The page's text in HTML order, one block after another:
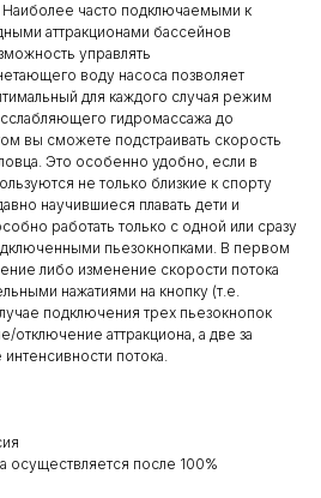
Наиболее часто подключаемыми к
аттракционами бассейнов
управлять
воду насоса позволяет
для каждого случая режим
гидромассажа до
вы сможете подстраивать скорость
Это особенно удобно, если в
не только близкие к спорту
научившиеся плавать дети и
работать только с одной или сразу
пьезокнопками. В первом
либо изменение скорости потока
нажатиями на кнопку (т.е.
подключения трех пьезокнопок
отключение аттракциона, а две за
потока.
осуществляется после 100%